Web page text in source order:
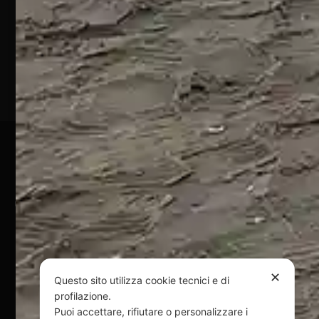
Silvi
Marina
(TE)
P.Iva
01828920676
Pagamenti Sicuri
@ Copyright 2024 Webpesca è un brand Intent di Federico
Andrenacci P.Iva 01917920678
Via G. Galilei n. 2 – 64018 Tortoreto TE | REA TE-168019 |
Mail: info@webpesca.it| Pec: federicoandrenacci@pec.it
Questo sito è protetto da Google reCAPTCHA
Privacy Policy e Terms of Service di Google.
✕
Questo sito utilizza cookie tecnici e di
profilazione.
Puoi accettare, rifiutare o personalizzare i